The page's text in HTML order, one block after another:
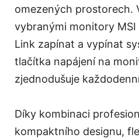
omezených prostorech.
vybranými monitory MSI
Link zapínat a vypínat
tlačítka napájení na
zjednodušuje
Díky kombinaci
kompaktního designu,